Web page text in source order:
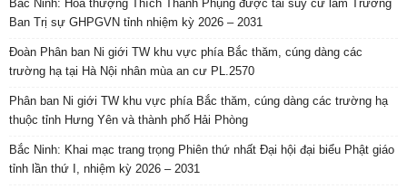
Bắc Ninh: Hòa thượng Thích Thanh Phụng được tái suy cử làm Trưởng
Ban Trị sự GHPGVN tỉnh nhiệm kỳ 2026 – 2031
Đoàn Phân ban Ni giới TW khu vực phía Bắc thăm, cúng dàng các
trường hạ tại Hà Nội nhân mùa an cư PL.2570
Phân ban Ni giới TW khu vực phía Bắc thăm, cúng dàng các trường hạ
thuộc tỉnh Hưng Yên và thành phố Hải Phòng
Bắc Ninh: Khai mạc trang trọng Phiên thứ nhất Đại hội đại biểu Phật giáo
tỉnh lần thứ I, nhiệm kỳ 2026 – 2031